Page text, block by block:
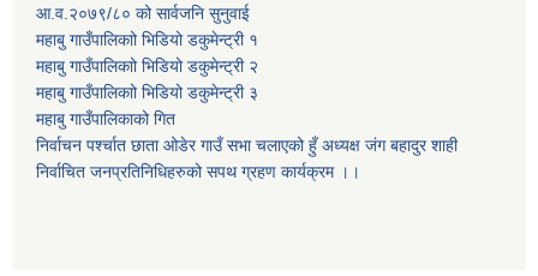
आ.व.२०७९/८० को सार्वजनि सुनुवाई
महाबु गाउँपालिकाो भिडियो डकुमेन्ट्री १
महाबु गाउँपालिकाो भिडियो डकुमेन्ट्री २
महाबु गाउँपालिकाो भिडियो डकुमेन्ट्री ३
महाबु गाउँपालिकाको गित
निर्वाचन पर्श्चात छाता ओडेर गाउँ सभा चलाएको हुँ अध्यक्ष जंग बहादुर शाही
निर्वाचित जनप्रतिनिधिहरुको सपथ ग्रहण कार्यक्रम ।।